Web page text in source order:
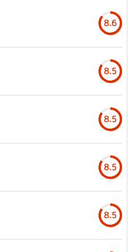
8.6
8.5
8.5
8.5
8.5